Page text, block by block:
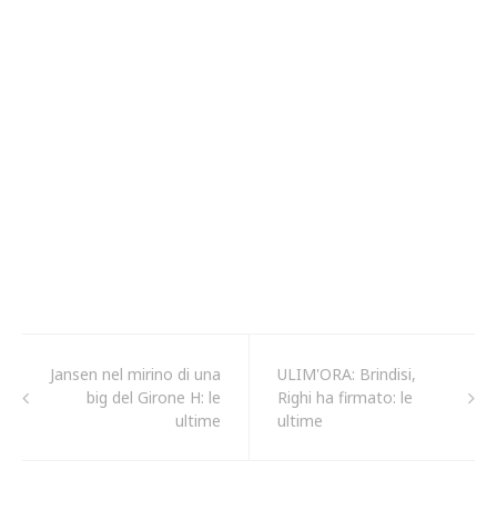
Jansen nel mirino di una
big del Girone H: le
ultime
ULIM'ORA: Brindisi,
Righi ha firmato: le
ultime